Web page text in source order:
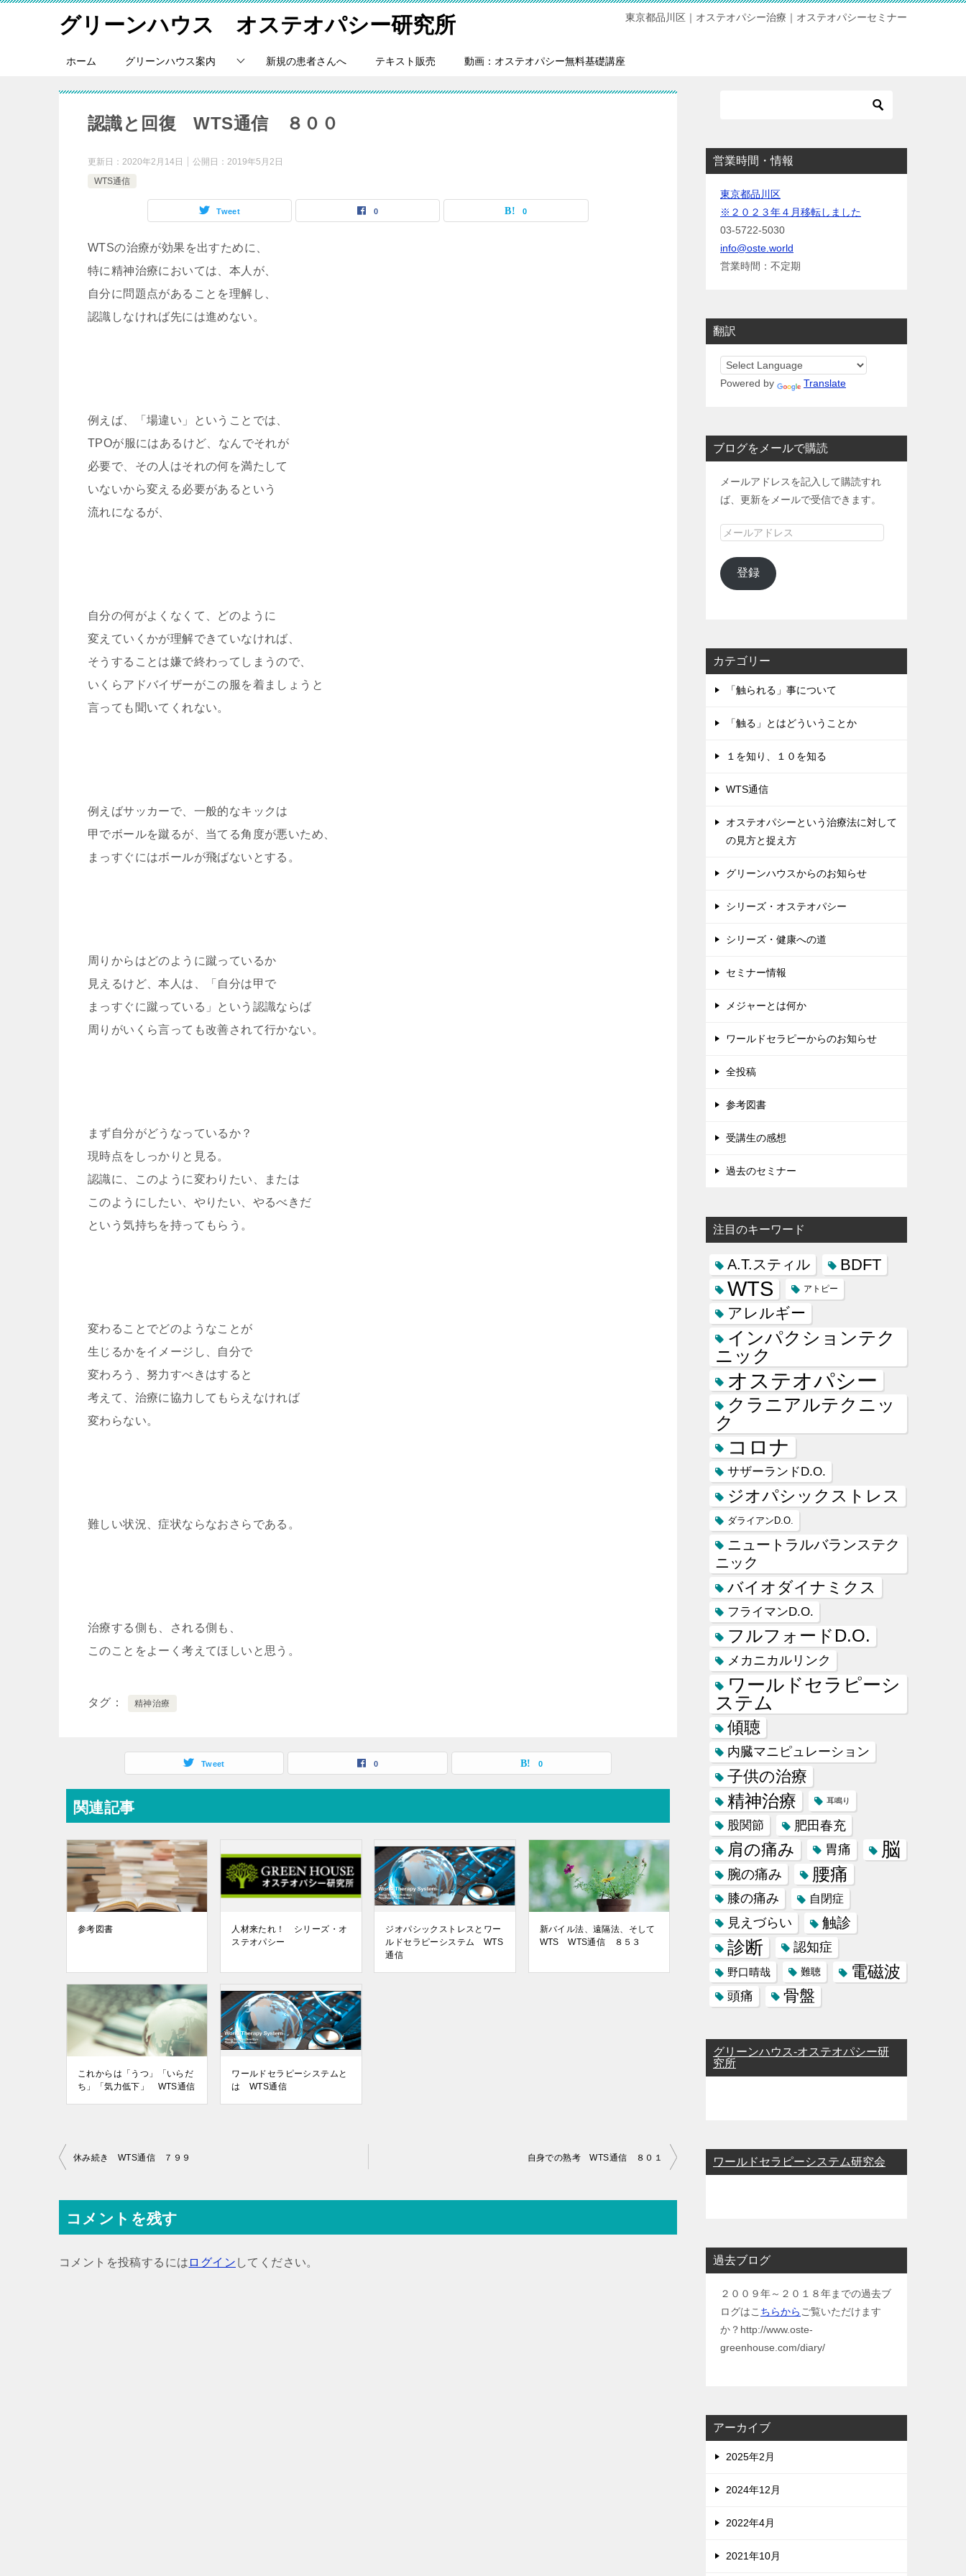
グリーンハウス オステオパシー研究所 東京都品川区｜オステオパシー治療｜オステオパシーセミナー
ホーム グリーンハウス案内 新規の患者さんへ テキスト販売 動画：オステオパシー無料基礎講座
認識と回復 WTS通信 ８００
更新日： 2020年2月14日 公開日： 2019年5月2日
WTS通信
Tweet 0 0
WTSの治療が効果を出すために、
特に精神治療においては、本人が、
自分に問題点があることを理解し、
認識しなければ先には進めない。
例えば、「場違い」ということでは、
TPOが服にはあるけど、なんでそれが
必要で、その人はそれの何を満たして
いないから変える必要があるという
流れになるが、
自分の何がよくなくて、どのように
変えていくかが理解できていなければ、
そうすることは嫌で終わってしまうので、
いくらアドバイザーがこの服を着ましょうと
言っても聞いてくれない。
例えばサッカーで、一般的なキックは
甲でボールを蹴るが、当てる角度が悪いため、
まっすぐにはボールが飛ばないとする。
周りからはどのように蹴っているか
見えるけど、本人は、「自分は甲で
まっすぐに蹴っている」という認識ならば
周りがいくら言っても改善されて行かない。
まず自分がどうなっているか？
現時点をしっかりと見る。
認識に、このように変わりたい、または
このようにしたい、やりたい、やるべきだ
という気持ちを持ってもらう。
変わることでどのようなことが
生じるかをイメージし、自分で
変わろう、努力すべきはすると
考えて、治療に協力してもらえなければ
変わらない。
難しい状況、症状ならなおさらである。
治療する側も、される側も、
このことをよーく考えてほしいと思う。
タグ 精神治療
Tweet 0 0
関連記事
参考図書
人材来たれ！ シリーズ・オ
ステオパシー
ジオパシックストレスとワー
ルドセラピーシステム WTS
通信
新バイル法、遠隔法、そして
WTS WTS通信 ８５３
これからは「うつ」「いらだ
ち」「気力低下」 WTS通信
ワールドセラピーシステムと
は WTS通信
投
ナ
ビ
ー
休み続き WTS通信 ７９９ 自身での熟考 WTS通信 ８０１
コメントを残す
コメントを投稿するには ログイン してください。
営業時間・情報
東京都品川区
※２０２３年４月移転しました
03-5722-5030
info@oste.world
営業時間：不定期
翻訳
Powered by Translate
ブログをメールで購読
メールアドレスを記入して購読すれ
ば、更新をメールで受信できます。
メ
ル
ア
登録
カテゴリー
「触られる」事について
「触る」とはどういうことか
１を知り、１０を知る
WTS通信
オステオパシーという治療法に対して
の見方と捉え方
グリーンハウスからのお知らせ
シリーズ・オステオパシー
シリーズ・健康への道
セミナー情報
メジャーとは何か
ワールドセラピーからのお知らせ
全投稿
参考図書
受講生の感想
過去のセミナー
注目のキーワード
A.T.スティル BDFT
WTS アトピー
アレルギー
インパクションテク
ニック
オステオパシー
クラニアルテクニッ
ク
コロナ
サザーランドD.O.
ジオパシックストレス
ダライアンD.O.
ニュートラルバランステク
ニック
バイオダイナミクス
フライマンD.O.
フルフォードD.O.
メカニカルリンク
ワールドセラピーシ
ステム
傾聴
内臓マニピュレーション
子供の治療
精神治療 耳鳴り
股関節 肥田春充
肩の痛み 胃痛 脳
腕の痛み 腰痛
膝の痛み 自閉症
見えづらい 触診
診断 認知症
野口晴哉 難聴 電磁波
頭痛 骨盤
グリーンハウス-オステオパシー研
究所
ワールドセラピーシステム研究会
過去ブログ
２００９年～２０１８年までの過去ブ
ログはこ ちらから ご覧いただけます
か？http://www.oste-
greenhouse.com/diary/
アーカイブ
2025年2月
2024年12月
2022年4月
2021年10月